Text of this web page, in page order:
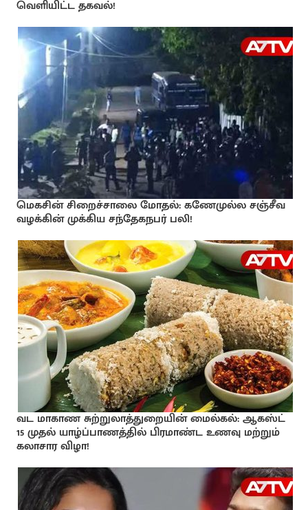
வெளியிட்ட தகவல்!
மெகசின் சிறைச்சாலை மோதல்: கணேமுல்ல சஞ்சீவ
வழக்கின் முக்கிய சந்தேகநபர் பலி!
வட மாகாண சுற்றுலாத்துறையின் மைல்கல்: ஆகஸ்ட்
15 முதல் யாழ்ப்பாணத்தில் பிரமாண்ட உணவு மற்றும்
கலாசார விழா!